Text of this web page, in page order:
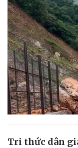
Tri thức dân